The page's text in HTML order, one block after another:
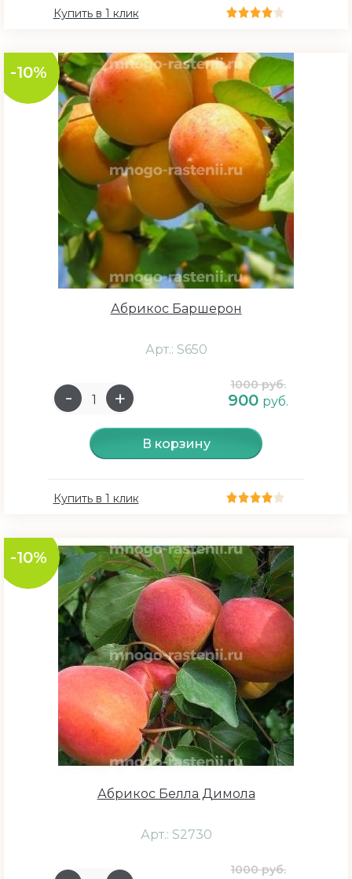
Купить в 1 клик
-10%
Абрикос Баршерон
Арт.: S650
1000 руб.
900 руб.
В корзину
Купить в 1 клик
-10%
Абрикос Белла Димола
Арт.: S2730
1000 руб.